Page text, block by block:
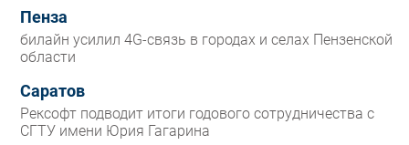
Пенза
билайн усилил 4G-связь в городах и селах Пензенской
области
Саратов
Рексофт подводит итоги годового сотрудничества с
СГТУ имени Юрия Гагарина